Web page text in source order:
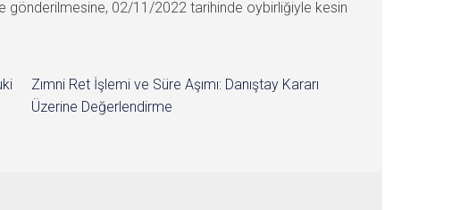
gönderilmesine, 02/11/2022 tarihinde oybirliğiyle kesin
Zımni Ret İşlemi ve Süre Aşımı: Danıştay Kararı
Üzerine Değerlendirme